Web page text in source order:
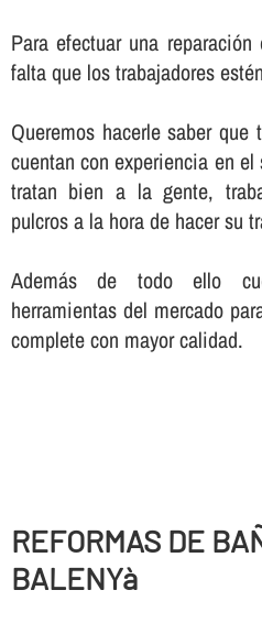
Para efectuar una
falta que los trabajadores
Queremos hacerle saber que
cuentan con experiencia en
tratan bien a la gente,
pulcros a la hora de hacer su
Además de todo ello
herramientas del mercado
complete con mayor calidad.
REFORMAS DE
BALENYà